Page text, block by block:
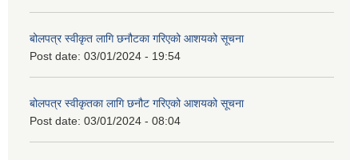
बोलपत्र स्वीकृत लागि छनौटका गरिएको आशयको सूचना
Post date: 03/01/2024 - 19:54
बोलपत्र स्वीकृतका लागि छनौट गरिएको आशयको सूचना
Post date: 03/01/2024 - 08:04